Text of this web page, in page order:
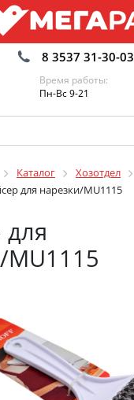
8 3537 31-30-03
Время работы:
Пн-Вс 9-21
Каталог Хозотдел
для нарезки/MU1115
для
MU1115